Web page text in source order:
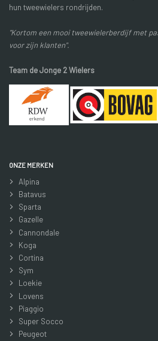
hun tweewielers rondrijden.
"Kortom een mooi tweewielerberdijf met
voor zijn klanten".
Team de Jonge 2 Wielers
ONZE MERKEN
Alpina
Batavus
Sparta
Gazelle
Cannondale
Koga
Cortina
Sym
Loekie
Lovens
Piaggio
Super Socco
Peugeot